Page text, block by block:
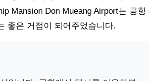
Mansion Don Mueang Airport는 공항
좋은 거점이 되어주었습니다.